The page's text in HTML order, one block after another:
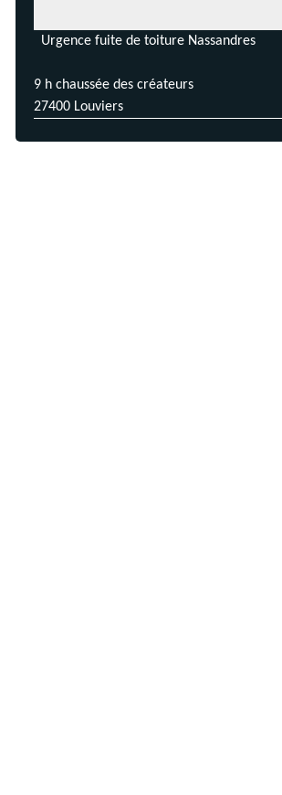
Urgence fuite de toiture Nassandres
9 h chaussée des créateurs
27400 Louviers